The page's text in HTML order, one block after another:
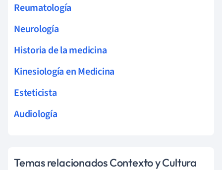
Reumatología
Neurología
Historia de la medicina
Kinesiología en Medicina
Esteticista
Audiología
Temas relacionados Contexto y Cultura